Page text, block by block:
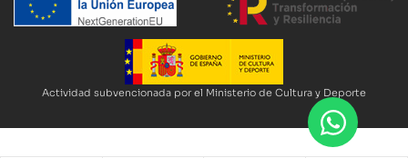
Actividad subvencionada por el Ministerio de Cultura y Deporte